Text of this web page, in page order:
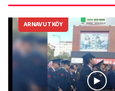
ARNAVUTKÖY